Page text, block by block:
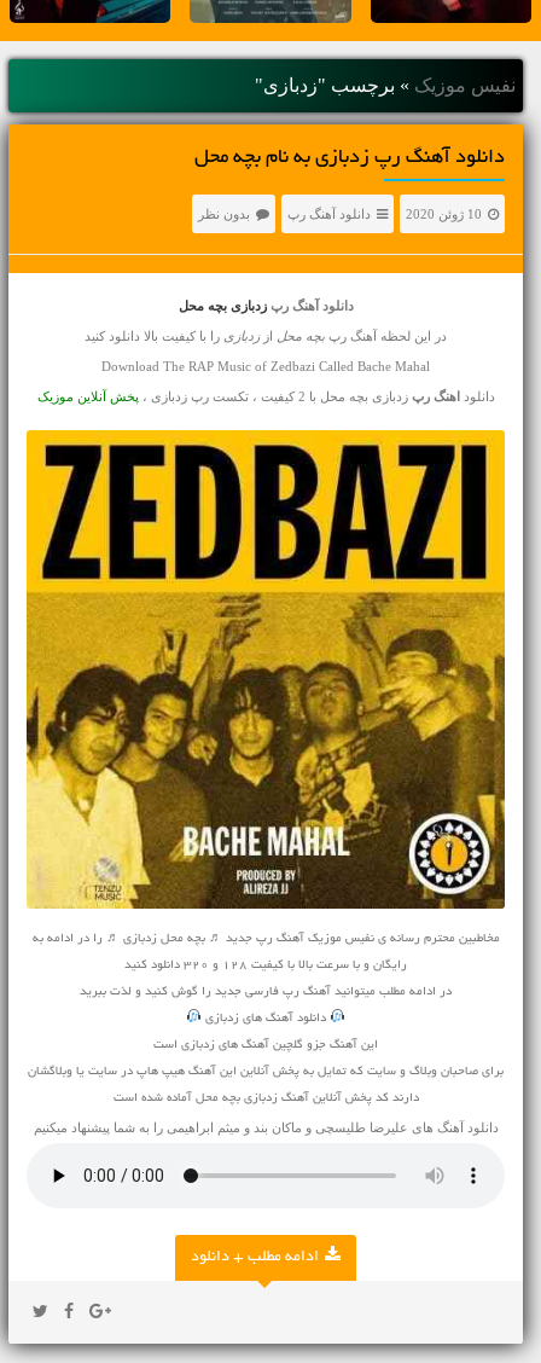
نفیس موزیک » برچسب "زدبازی"
دانلود آهنگ رپ زدبازی به نام بچه محل
10 ژوئن 2020 دانلود آهنگ رپ بدون نظر
دانلود آهنگ رپ زدبازی بچه محل
در این لحظه آهنگ رپ بچه محل اززدبازی را با کیفیت بالا دانلود کنید
Download The RAP Music of Zedbazi Called Bache Mahal
دانلود اهنگ رپ زدبازی بچه محل با 2 کیفیت ، تکست رپ زدبازی ، پخش آنلاین موزیک
مخاطبین محترم رسانه ی نفیس موزیک آهنگ رپ جدید ♬ بچه محل زدبازی ♬ را در ادامه به
رایگان و با سرعت بالا با کیفیت 128 و 320 دانلود کنید
در ادامه مطلب میتوانید آهنگرپ فارسی جدید را گوش کنید و لذت ببرید
دانلود آهنگ های زدبازی
این آهنگ جزو گلچین آهنگ های زدبازی است
برای صاحبان وبلاگ و سایت که تمایل به پخش آنلاین این آهنگ هیپ هاپ در سایت یا وبلاگشان
دارند کد پخش آنلاین آهنگ زدبازی بچه محل آماده شده است
دانلود آهنگ های علیرضا طلیسچی و ماکان بند و میثم ابراهیمی را به شما پیشنهاد میکنیم
ادامه مطلب + دانلود